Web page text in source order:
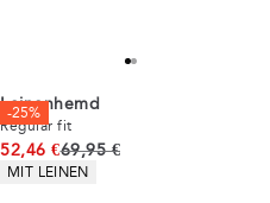
-25%
Leinenhemd
Regular fit
52,46 €Ursprünglicher Preis
69,95 €
Produkteigenschaften
MIT LEINEN